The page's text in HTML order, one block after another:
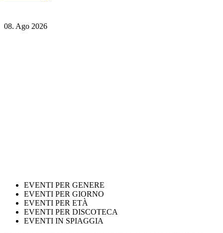
08. Ago 2026
EVENTI PER GENERE
EVENTI PER GIORNO
EVENTI PER ETÀ
EVENTI PER DISCOTECA
EVENTI IN SPIAGGIA